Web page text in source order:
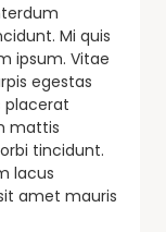
Mi quis
ipsum. Vitae
egestas
placerat
mattis
tincidunt.
lacus
amet mauris